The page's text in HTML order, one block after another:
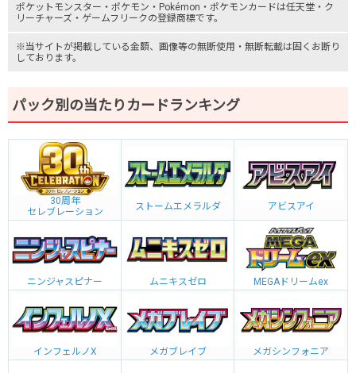
ポケットモンスター ・ポケモン・Pokémon・ ポケモンカードは任天堂・ ク
リーチャーズ ・ ゲームフリークの登録商標です。
※当サイトが掲載している金額、画像等の無断使用・無断転載は固くお断り
しております。
パック別の当たりカードランキング
30周年
セレブレーション
ストームエメラルダ アビスアイ
ニンジャスピナー ムニキスゼロ MEGAドリームex
インフェルノX メガブレイブ メガシンフォニア